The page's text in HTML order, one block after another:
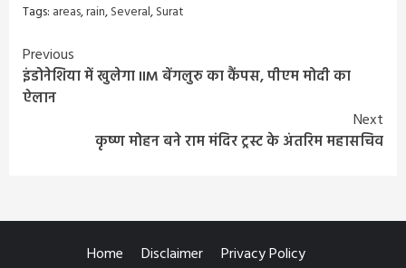
Tags: areas,rain,Several,Surat
Continue
Reading
Previous
इंडोनेशिया में खुलेगा IIM बेंगलुरु का कैंपस, पीएम मोदी का
ऐलान
Next
कृष्ण मोहन बने राम मंदिर ट्रस्ट के अंतरिम महासचिव
Home Disclaimer Privacy Policy